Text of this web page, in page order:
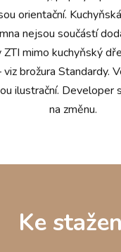
orientační.
nejsou součástí
mimo kuchyňský
brožura Standardy.
ilustrační. Developer
na změnu.
Ke